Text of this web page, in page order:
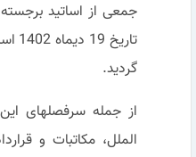
جمعی از اساتید برجسته
گردید.
از جمله سرفصلهای
الملل، مکاتبات و